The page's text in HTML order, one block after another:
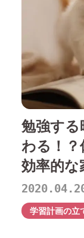
勉強する
わる！？
効率的な
学習計画の立